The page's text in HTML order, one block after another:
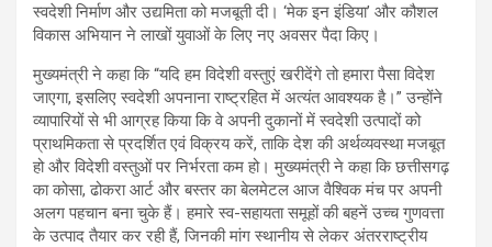
स्वदेशी निर्माण और उद्यमिता को मजबूती दी। ‘मेक इन इंडिया’ और कौशल
विकास अभियान ने लाखों युवाओं के लिए नए अवसर पैदा किए।
मुख्यमंत्री ने कहा कि “यदि हम विदेशी वस्तुएं खरीदेंगे तो हमारा पैसा विदेश
जाएगा, इसलिए स्वदेशी अपनाना राष्ट्रहित में अत्यंत आवश्यक है।” उन्होंने
व्यापारियों से भी आग्रह किया कि वे अपनी दुकानों में स्वदेशी उत्पादों को
प्राथमिकता से प्रदर्शित एवं विक्रय करें, ताकि देश की अर्थव्यवस्था मजबूत
हो और विदेशी वस्तुओं पर निर्भरता कम हो। मुख्यमंत्री ने कहा कि छत्तीसगढ़
का कोसा, ढोकरा आर्ट और बस्तर का बेलमेटल आज वैश्विक मंच पर अपनी
अलग पहचान बना चुके हैं। हमारे स्व-सहायता समूहों की बहनें उच्च गुणवत्ता
के उत्पाद तैयार कर रही हैं, जिनकी मांग स्थानीय से लेकर अंतरराष्ट्रीय